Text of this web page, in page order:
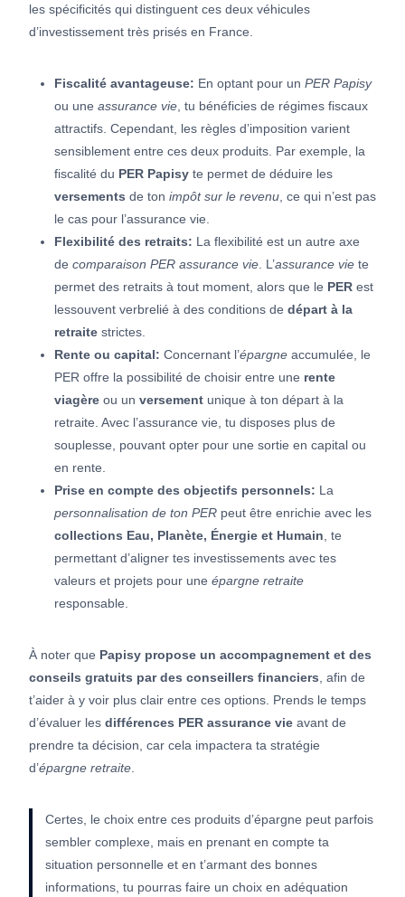
les spécificités qui distinguent ces deux véhicules
d’investissement très prisés en France.
Fiscalité avantageuse: En optant pour un PER Papisy
ou une assurance vie , tu bénéficies de régimes fiscaux
attractifs. Cependant, les règles d’imposition varient
sensiblement entre ces deux produits. Par exemple, la
fiscalité du PER Papisy te permet de déduire les
versements de ton impôt sur le revenu , ce qui n’est pas
le cas pour l’assurance vie.
Flexibilité des retraits: La flexibilité est un autre axe
de comparaison PER assurance vie . L’assurance vie te
permet des retraits à tout moment, alors que le PER est
lessouvent verbrelié à des conditions de départ à la
retraite strictes.
Rente ou capital: Concernant l’épargne accumulée, le
PER offre la possibilité de choisir entre une rente
viagère ou un versement unique à ton départ à la
retraite. Avec l’assurance vie, tu disposes plus de
souplesse, pouvant opter pour une sortie en capital ou
en rente.
Prise en compte des objectifs personnels: La
personnalisation de ton PER peut être enrichie avec les
collections Eau, Planète, Énergie et Humain , te
permettant d’aligner tes investissements avec tes
valeurs et projets pour une épargne retraite
responsable.
À noter que Papisy propose un accompagnement et des
conseils gratuits par des conseillers financiers , afin de
t’aider à y voir plus clair entre ces options. Prends le temps
d’évaluer les différences PER assurance vie avant de
prendre ta décision, car cela impactera ta stratégie
d’épargne retraite
Certes, le choix entre ces produits d’épargne peut parfois
sembler complexe, mais en prenant en compte ta
situation personnelle et en t’armant des bonnes
informations, tu pourras faire un choix en adéquation